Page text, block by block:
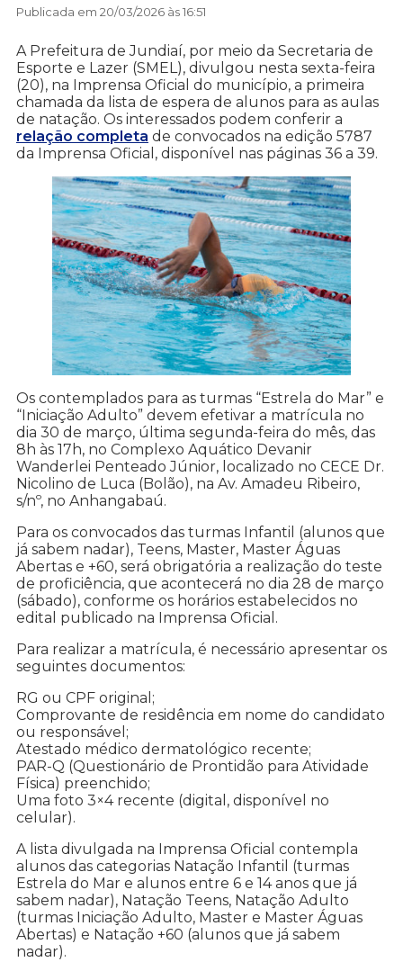
Publicada em 20/03/2026 às 16:51
A Prefeitura de Jundiaí, por meio da Secretaria de
Esporte e Lazer (SMEL), divulgou nesta sexta-feira
(20), na Imprensa Oficial do município, a primeira
chamada da lista de espera de alunos para as aulas
de natação. Os interessados podem conferir a
relação completa de convocados na edição 5787
da Imprensa Oficial, disponível nas páginas 36 a 39.
Os contemplados para as turmas “Estrela do Mar” e
“Iniciação Adulto” devem efetivar a matrícula no
dia 30 de março, última segunda-feira do mês, das
8h às 17h, no Complexo Aquático Devanir
Wanderlei Penteado Júnior, localizado no CECE Dr.
Nicolino de Luca (Bolão), na Av. Amadeu Ribeiro,
s/nº, no Anhangabaú.
Para os convocados das turmas Infantil (alunos que
já sabem nadar), Teens, Master, Master Águas
Abertas e +60, será obrigatória a realização do teste
de proficiência, que acontecerá no dia 28 de março
(sábado), conforme os horários estabelecidos no
edital publicado na Imprensa Oficial.
Para realizar a matrícula, é necessário apresentar os
seguintes documentos:
RG ou CPF original;
Comprovante de residência em nome do candidato
ou responsável;
Atestado médico dermatológico recente;
PAR-Q (Questionário de Prontidão para Atividade
Física) preenchido;
Uma foto 3×4 recente (digital, disponível no
celular).
A lista divulgada na Imprensa Oficial contempla
alunos das categorias Natação Infantil (turmas
Estrela do Mar e alunos entre 6 e 14 anos que já
sabem nadar), Natação Teens, Natação Adulto
(turmas Iniciação Adulto, Master e Master Águas
Abertas) e Natação +60 (alunos que já sabem
nadar).